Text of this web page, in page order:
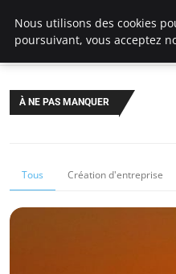
LECFCM
À NE PAS MANQUER
Tous Création d'entreprise
Nous utilisons des cookies
poursuivant, vous acceptez